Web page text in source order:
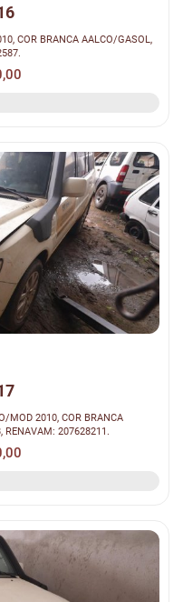
MOD 2010, COR BRANCA
RENAVAM: 207628211.